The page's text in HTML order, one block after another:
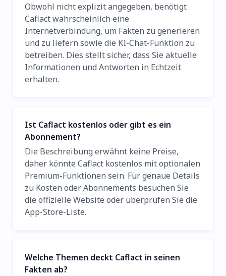
Obwohl nicht explizit angegeben, benötigt
Caflact wahrscheinlich eine
Internetverbindung, um Fakten zu generieren
und zu liefern sowie die KI-Chat-Funktion zu
betreiben. Dies stellt sicher, dass Sie aktuelle
Informationen und Antworten in Echtzeit
erhalten.
Ist Caflact kostenlos oder gibt es ein
Abonnement?
Die Beschreibung erwähnt keine Preise,
daher könnte Caflact kostenlos mit optionalen
Premium-Funktionen sein. Für genaue Details
zu Kosten oder Abonnements besuchen Sie
die offizielle Website oder überprüfen Sie die
App-Store-Liste.
Welche Themen deckt Caflact in seinen
Fakten ab?